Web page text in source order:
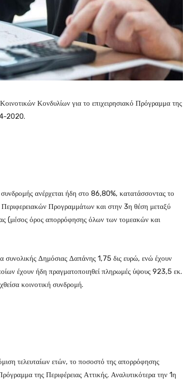
Κονδυλίων για το επιχειρησιακό Πρόγραμμα της
2020.
ανέρχεται ήδη στο 86,80%, κατατάσσοντας το
Προγραμμάτων και στην 3η θέση μεταξύ
(μέσος όρος απορρόφησης όλων των τομεακών και
συνολικής Δημόσιας Δαπάνης 1,75 δις ευρώ, ενώ έχουν
έχουν ήδη πραγματοποιηθεί πληρωμές ύψους 923,5 εκ.
κοινοτική συνδρομή.
τελευταίων ετών, το ποσοστό της απορρόφησης
της Περιφέρειας Αττικής. Αναλυτικότερα την 1η